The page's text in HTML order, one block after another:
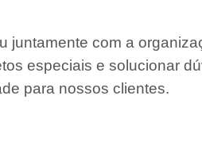
juntamente com a
especiais e solucionar
para nossos clientes.